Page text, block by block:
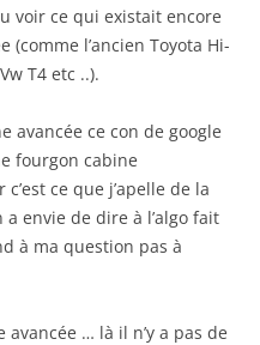
voir ce qui existait encore
(comme l’ancien Toyota Hi-
T4 etc ..).
avancée ce con de google
fourgon cabine
ce que j’apelle de la
envie de dire à l’algo fait
à ma question pas à
… là il n’y a pas de